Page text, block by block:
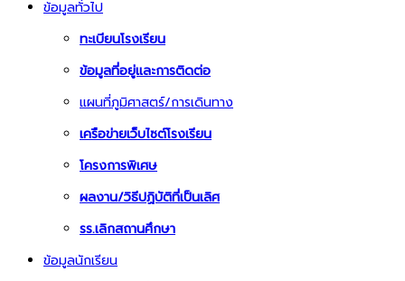
ข้อมูลทั่วไป
ทะเบียนโรงเรียน
ข้อมูลที่อยู่และการติดต่อ
แผนที่ภูมิศาสตร์/การเดินทาง
เครือข่ายเว็บไซต์โรงเรียน
โครงการพิเศษ
ผลงาน/วิธีปฏิบัติที่เป็นเลิศ
รร.เลิกสถานศึกษา
ข้อมูลนักเรียน